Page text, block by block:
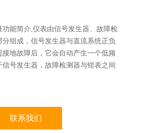
能简介,仪表由信号发生器、故障检
组成，信号发生器与直流系统正负
地故障后，它会自动产生一个低频
号发生器，故障检测器与钳表之间
联系我们